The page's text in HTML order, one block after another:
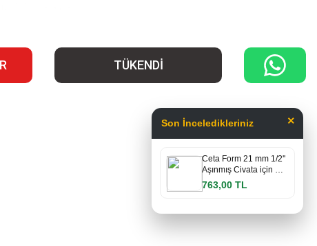
TÜKENDİ
Son İnceledikleriniz ×
Ceta Form 21 mm 1/2''
Aşınmış Civata için …
763,00 TL